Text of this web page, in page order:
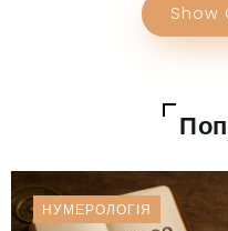
Show
НУМЕРОЛОГІЯ